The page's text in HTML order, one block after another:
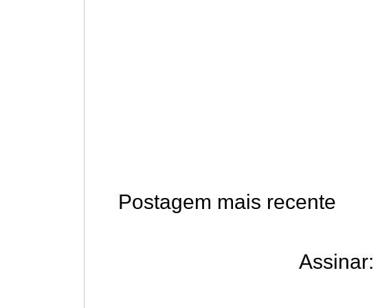
Postagem mais recente
Assinar: